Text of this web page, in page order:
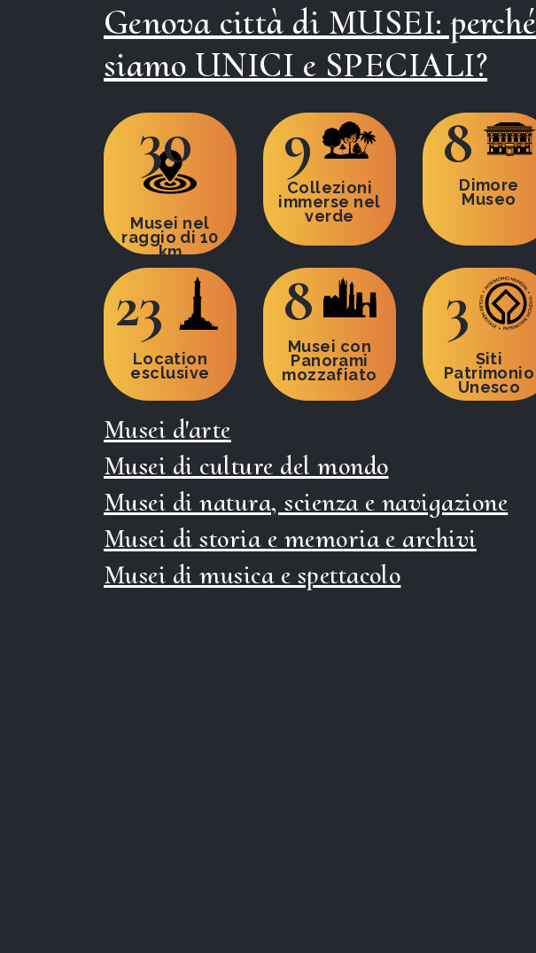
Genova città di MUSEI: perché
siamo UNICI e SPECIALI?
30
Musei nel
raggio di 10
km
9
Collezioni
immerse nel
verde
8
Dimore
Museo
23
Location
esclusive
8
Musei con
Panorami
mozzafiato
3
Siti
Patrimonio
Unesco
Musei d'arte
Musei di culture del mondo
Musei di natura, scienza e navigazione
Musei di storia e memoria e archivi
Musei di musica e spettacolo